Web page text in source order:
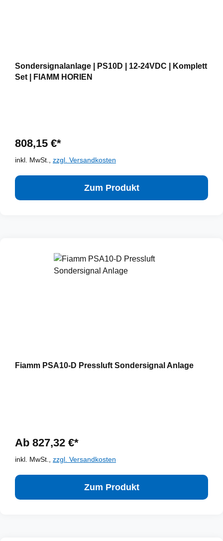
Sondersignalanlage | PS10D | 12-24VDC | Komplett
Set | FIAMM HORIEN
808,15 €*
inkl. MwSt., zzgl. Versandkosten
Zum Produkt
Fiamm PSA10-D Pressluft Sondersignal Anlage
Ab 827,32 €*
inkl. MwSt., zzgl. Versandkosten
Zum Produkt